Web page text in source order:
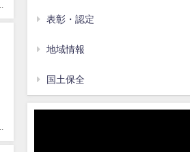
表彰・認定
地域情報
国土保全